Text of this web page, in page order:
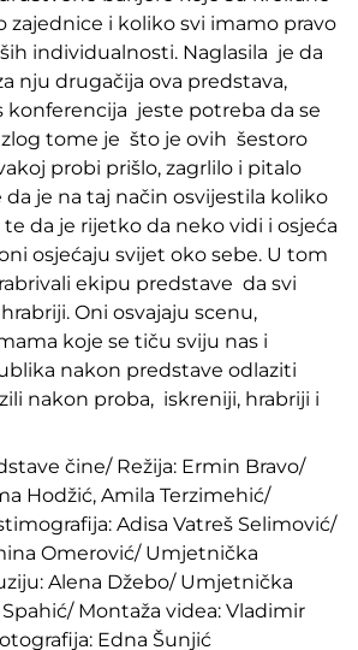
zajednice i koliko svi imamo pravo
individualnosti. Naglasila je da
nju drugačija ova predstava,
konferencija jeste potreba da se
tome je što je ovih šestoro
probi prišlo, zagrlilo i pitalo
da je na taj način osvijestila koliko
da je rijetko da neko vidi i osjeća
osjećaju svijet oko sebe. U tom
ekipu predstave da svi
Oni osvajaju scenu,
koje se tiču sviju nas i
nakon predstave odlaziti
nakon proba, iskreniji, hrabriji i
čine/ Režija: Ermin Bravo/
Hodžić, Amila Terzimehić/
Adisa Vatreš Selimović/
Omerović/ Umjetnička
Alena Džebo/ Umjetnička
Montaža videa: Vladimir
Edna Šunjić